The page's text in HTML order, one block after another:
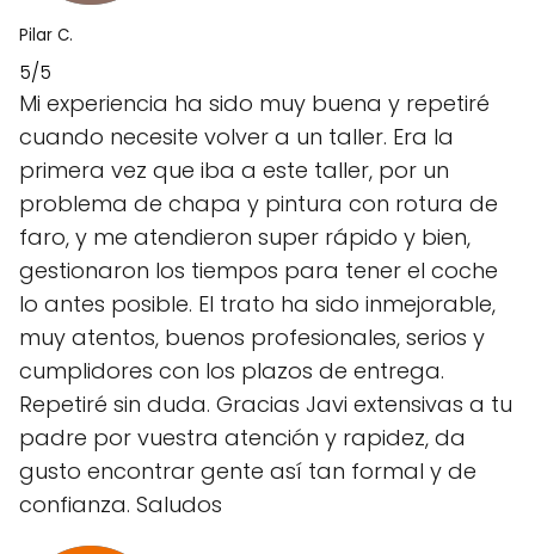
Pilar C.
5/5
Mi experiencia ha sido muy buena y repetiré
cuando necesite volver a un taller. Era la
primera vez que iba a este taller, por un
problema de chapa y pintura con rotura de
faro, y me atendieron super rápido y bien,
gestionaron los tiempos para tener el coche
lo antes posible. El trato ha sido inmejorable,
muy atentos, buenos profesionales, serios y
cumplidores con los plazos de entrega.
Repetiré sin duda. Gracias Javi extensivas a tu
padre por vuestra atención y rapidez, da
gusto encontrar gente así tan formal y de
confianza. Saludos